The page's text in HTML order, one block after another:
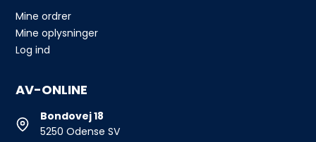
Mine ordrer
Mine oplysninger
Log ind
AV-ONLINE
Bondovej 18
5250 Odense SV